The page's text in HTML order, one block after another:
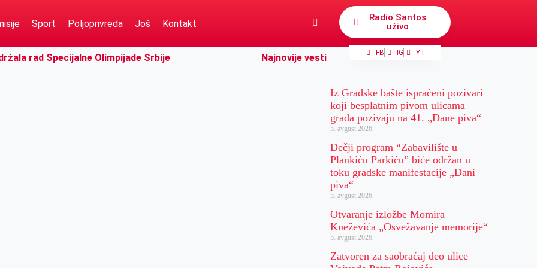
Sport Poljoprivreda Još Kontakt
Radio Santos
uživo
FB IG YT
rad Specijalne Olimpijade Srbije Najnovije vesti
Iz Gradske bašte ispraćeni pozivari
koji besplatnim pivom ulicama
grada pozivaju na 41. „Dane piva“
5. avgust 2026.
Dečji program “Zabavilište u
Plankiću Parkiću” biće održan u
toku gradske manifestacije „Dani
piva“
5. avgust 2026.
Otvaranje izložbe Momira
Kneževića „Osvežavanje memorije“
5. avgust 2026.
Zatvoren za saobraćaj deo ulice